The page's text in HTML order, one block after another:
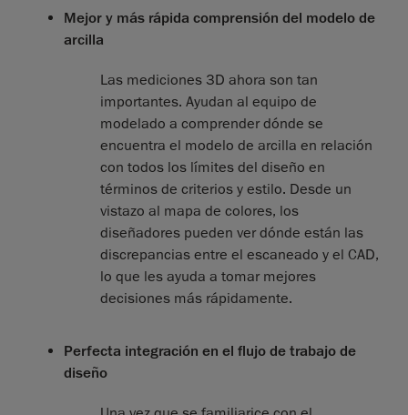
Mejor y más rápida comprensión del modelo de
arcilla
Las mediciones 3D ahora son tan
importantes. Ayudan al equipo de
modelado a comprender dónde se
encuentra el modelo de arcilla en relación
con todos los límites del diseño en
términos de criterios y estilo. Desde un
vistazo al mapa de colores, los
diseñadores pueden ver dónde están las
discrepancias entre el escaneado y el CAD,
lo que les ayuda a tomar mejores
decisiones más rápidamente.
Perfecta integración en el flujo de trabajo de
diseño